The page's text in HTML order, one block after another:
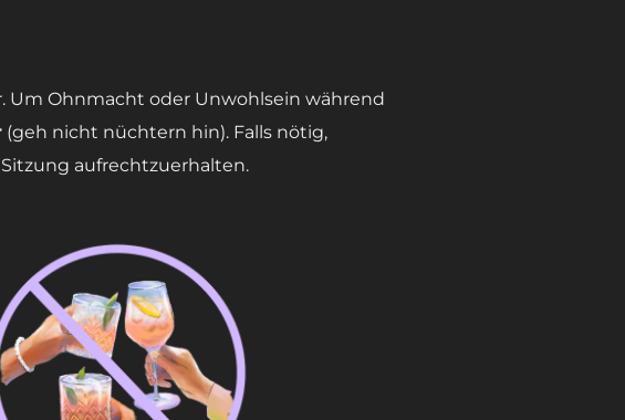
Um Ohnmacht oder Unwohlsein während
(geh nicht nüchtern hin). Falls nötig,
aufrechtzuerhalten.